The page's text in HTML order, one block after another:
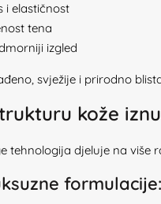
i elastičnost
tena
izgled
svježije i prirodno
kože
tehnologija djeluje na više
formulacije: